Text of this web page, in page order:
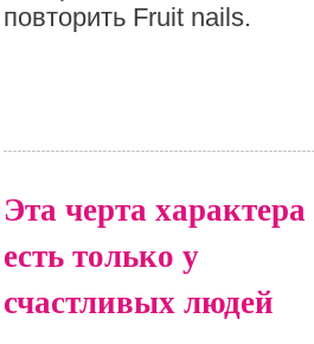
повторить Fruit nails.
Эта черта характера
есть только у
счастливых людей